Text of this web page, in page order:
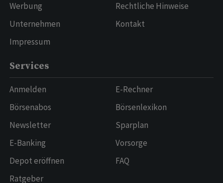
Werbung
Unternehmen
Impressum
Rechtliche Hinweise
Kontakt
Services
Anmelden
Börsenabos
Newsletter
E-Banking
Depot eröffnen
Ratgeber
E-Rechner
Börsenlexikon
Sparplan
Vorsorge
FAQ